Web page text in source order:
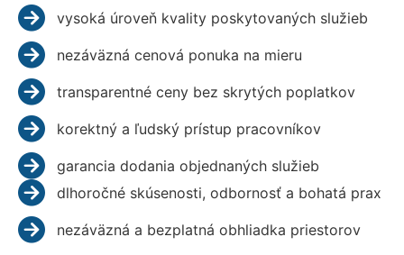
vysoká úroveň kvality poskytovaných služieb
nezáväzná cenová ponuka na mieru
transparentné ceny bez skrytých poplatkov
korektný a ľudský prístup pracovníkov
garancia dodania objednaných služieb
dlhoročné skúsenosti, odbornosť a bohatá prax
nezáväzná a bezplatná obhliadka priestorov